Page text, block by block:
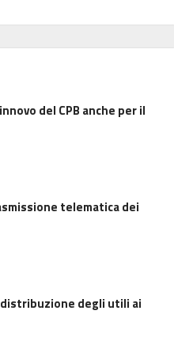
del CPB anche per il
telematica dei
degli utili ai